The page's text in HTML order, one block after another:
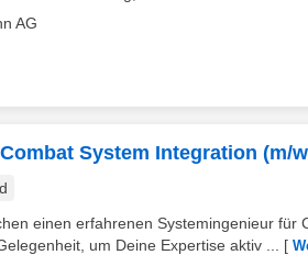
AG
System Integration (m/
einen erfahrenen Systemingenieur
um Deine Expertise aktiv ...
[